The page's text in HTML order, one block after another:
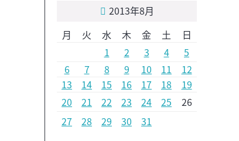
2013年8月
月
火 水 木 金 土
日
1
2 3 4
5
6
7 8 9 10 11
12
13
14 15 16 17 18
19
20
21 22 23 24 25
26
27
28 29 30
31